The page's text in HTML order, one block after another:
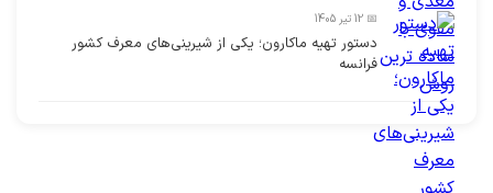
📅 12 تیر 1405
دستور تهیه ماکارون؛ یکی از شیرینی‌های معرف کشور
فرانسه